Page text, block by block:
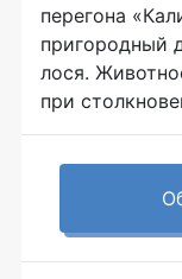
перегона
пригородный
лося.
при